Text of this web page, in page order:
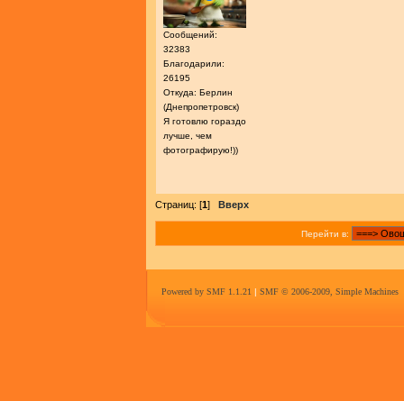
Сообщений:
32383
Благодарили:
26195
Откуда: Берлин
(Днепропетровск)
Я готовлю гораздо
лучше, чем
фотографирую!))
Страниц: [1] Вверх
Перейти в:
Powered by SMF 1.1.21 | SMF © 2006-2009, Simple Machines